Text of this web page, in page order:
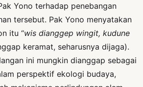
Yono terhadap penebangan
tersebut. Pak Yono menyatakan
itu “wis dianggep wingit, kudune
keramat, seharusnya dijaga).
ini mungkin dianggap sebagai
perspektif ekologi budaya,